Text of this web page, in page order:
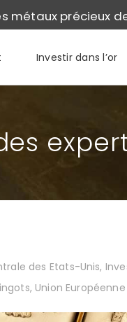
métaux précieux
Investir dans l’or
des Etats-Unis,
, Union Européenne